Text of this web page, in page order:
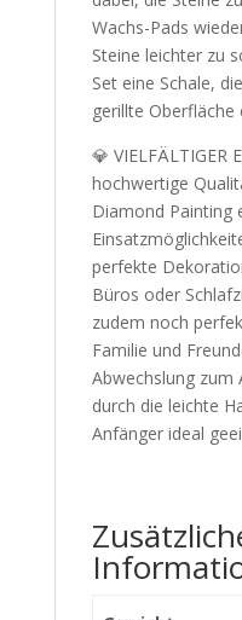
Wachs-Pads
Steine leichter zu
Set eine Schale,
gerillte
💎 VIELFÄLTIGER
hochwertige
Diamond Painting
perfekte
Büros oder
zudem noch
Familie und
Abwechslung zum
durch die leichte
Anfänger ideal